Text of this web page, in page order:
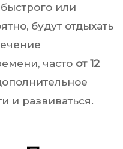
или
будут отдыхать
часто от 12
и развиваться.